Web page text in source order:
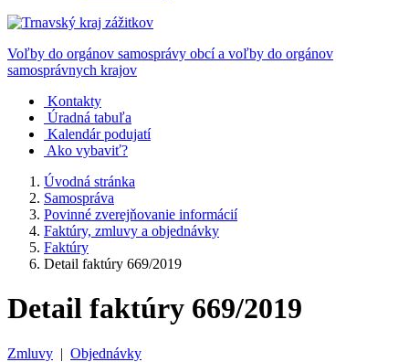
Voľby do orgánov samosprávy obcí a voľby do orgánov
samosprávnych krajov
Kontakty
Úradná tabuľa
Kalendár podujatí
Ako vybaviť?
Úvodná stránka
Samospráva
Povinné zverejňovanie informácií
Faktúry, zmluvy a objednávky
Faktúry
Detail faktúry 669/2019
Detail faktúry 669/2019
Zmluvy | Objednávky